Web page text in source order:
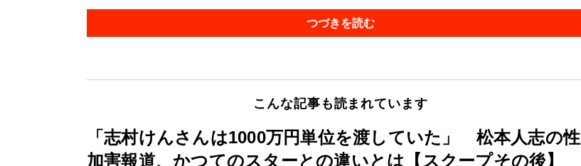
つづきを読む
こんな記事も読まれています
「志村けんさんは1000万円単位を渡していた」 松本人志の性
加害報道、かつてのスターとの違いとは【スクープその後】